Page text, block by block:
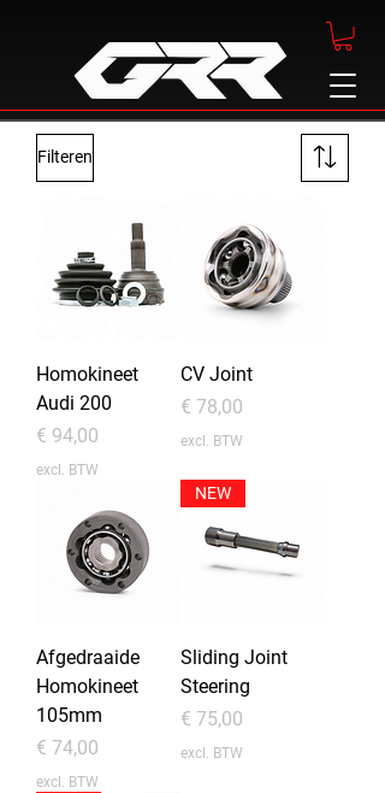
Filteren
Homokineet
Audi 200
Prijs
€ 94,00
excl. BTW
CV Joint
Prijs
€ 78,00
excl. BTW
Afgedraaide
Homokineet
105mm
Prijs
€ 74,00
excl. BTW
NEW
Sliding Joint
Steering
Prijs
€ 75,00
excl. BTW